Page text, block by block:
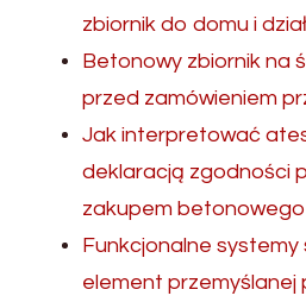
zbiornik do domu i
Betonowy zbiornik na
przed zamówieniem
Jak interpretować
deklaracją zgodności
zakupem
Funkcjonalne
element przemyślanej